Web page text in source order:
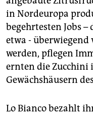
in Nordeuropa
begehrtesten Jobs
etwa -
werden, pflegen
ernten die Zucchini
Gewächshäusern
Lo Bianco bezahlt